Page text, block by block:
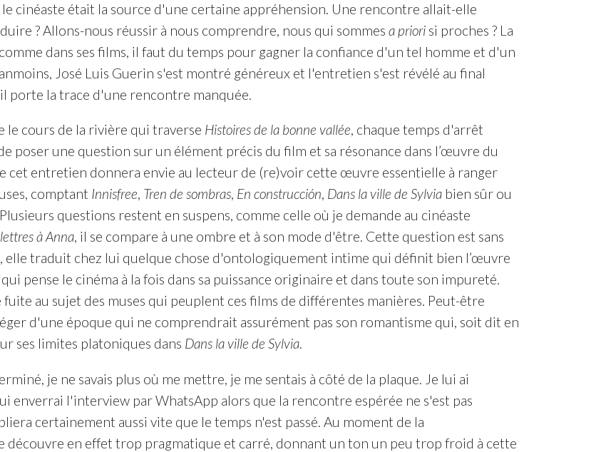
cinéaste était la source d'une certaine appréhension. Une rencontre allait-elle
? Allons-nous réussir à nous comprendre, nous qui sommes a priorisi proches ? La
dans ses films, il faut du temps pour gagner la confiance d'un tel homme et d'un
José Luis Guerin s'est montré généreux et l'entretien s'est révélé au final
porte la trace d'une rencontre manquée.
le cours de la rivière qui traverse Histoires de la bonne vallée, chaque temps d'arrêt
poser une question sur un élément précis du film et sa résonance dans l’œuvre du
cet entretien donnera envie au lecteur de (re)voir cette œuvre essentielle à ranger
comptant Innisfree, Tren de sombras, En construcción, Dans la ville de Sylviabien sûr ou
questions restent en suspens, comme celle où je demande au cinéaste
à Anna, il se compare à une ombre et à son mode d'être. Cette question est sans
traduit chez lui quelque chose d'ontologiquement intime qui définit bien l’œuvre
pense le cinéma à la fois dans sa puissance originaire et dans toute son impureté.
au sujet des muses qui peuplent ces films de différentes manières. Peut-être
d'une époque qui ne comprendrait assurément pas son romantisme qui, soit dit en
ses limites platoniques dans Dans la ville de Sylvia.
je ne savais plus où me mettre, je me sentais à côté de la plaque. Je lui ai
enverrai l'interview par WhatsApp alors que la rencontre espérée ne s'est pas
certainement aussi vite que le temps n'est passé. Au moment de la
découvre en effet trop pragmatique et carré, donnant un ton un peu trop froid à cette